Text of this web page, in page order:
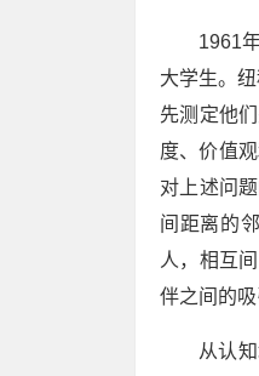
1961
大学生。
先测定他
度、价值
对上述问
间距离的
人，相互
伴之间的吸
从认